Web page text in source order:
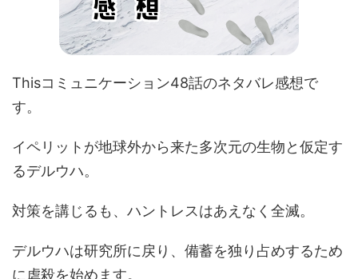
Thisコミュニケーション48話のネタバレ感想で
す。
イペリットが地球外から来た多次元の生物と仮定す
るデルウハ。
対策を講じるも、ハントレスはあえなく全滅。
デルウハは研究所に戻り、備蓄を独り占めするため
に虐殺を始めます。